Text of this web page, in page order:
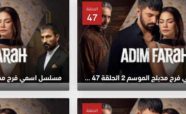
الحلقة
47
مسلسل اسمي فرح مدبلج الموسم 2 الحلقة 47 HD
الحلقة